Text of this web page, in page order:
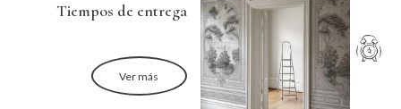
Tiempos de entrega
Ver más